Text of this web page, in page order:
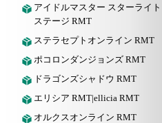
アイドルマスター スターライト
ステージ RMT
ステラセプトオンライン RMT
ポコロンダンジョンズ RMT
ドラゴンズシャドウ RMT
エリシア RMT|ellicia RMT
オルクスオンライン RMT